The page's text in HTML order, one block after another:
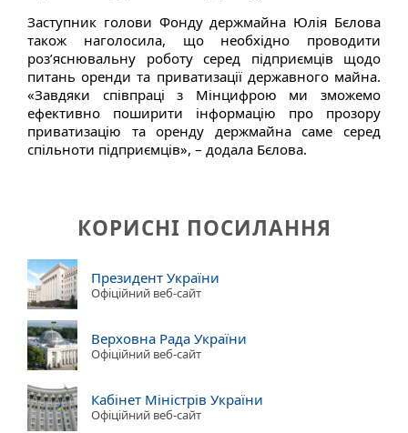
Заступник голови Фонду держмайна Юлія Бєлова
також наголосила, що необхідно проводити
роз’яснювальну роботу серед підприємців щодо
питань оренди та приватизації державного майна.
«Завдяки співпраці з Мінцифрою ми зможемо
ефективно поширити інформацію про прозору
приватизацію та оренду держмайна саме серед
спільноти підприємців», – додала Бєлова.
КОРИСНІ ПОСИЛАННЯ
Президент України
Офіційний веб-сайт
Верховна Рада України
Офіційний веб-сайт
Кабінет Міністрів України
Офіційний веб-сайт